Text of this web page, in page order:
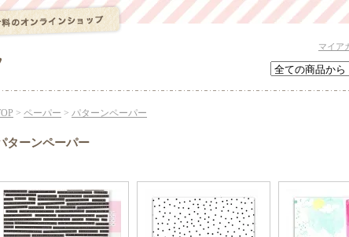
マイア
> ペーパー > パターンペーパー
ターンペーパー